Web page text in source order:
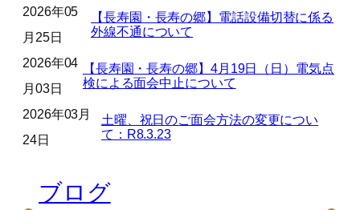
2026年05
月25日
【長寿園・長寿の郷】電話設備切替に係る
外線不通について
2026年04
月03日
【長寿園・長寿の郷】4月19日（日）電気点
検による面会中止について
2026年03月
24日
土曜、祝日のご面会方法の変更につい
て：R8.3.23
ブログ